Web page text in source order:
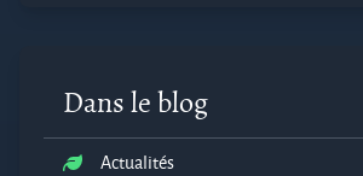
Dans le blog
Actualités